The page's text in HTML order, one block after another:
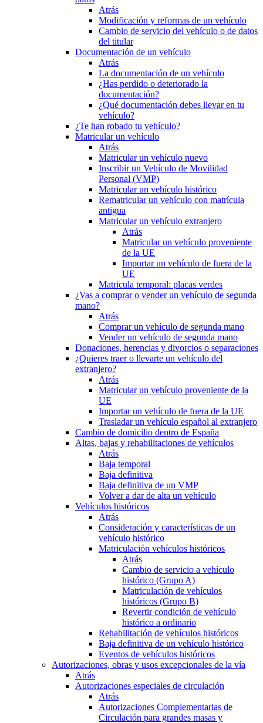
Atrás
Modificación y reformas de un vehículo
Cambio de servicio del vehículo o de datos
del titular
Documentación de un vehículo
Atrás
La documentación de un vehículo
¿Has perdido o deteriorado la
documentación?
¿Qué documentación debes llevar en tu
vehículo?
¿Te han robado tu vehículo?
Matricular un vehículo
Atrás
Matricular un vehículo nuevo
Inscribir un Vehículo de Movilidad
Personal (VMP)
Matricular un vehículo histórico
Rematricular un vehículo con matrícula
antigua
Matricular un vehículo extranjero
Atrás
Matricular un vehículo proveniente
de la UE
Importar un vehículo de fuera de la
UE
Matricula temporal: placas verdes
¿Vas a comprar o vender un vehículo de segunda
mano?
Atrás
Comprar un vehículo de segunda mano
Vender un vehículo de segunda mano
Donaciones, herencias y divorcios o separaciones
¿Quieres traer o llevarte un vehículo del
extranjero?
Atrás
Matricular un vehículo proveniente de la
UE
Importar un vehículo de fuera de la UE
Trasladar un vehículo español al extranjero
Cambio de domicilio dentro de España
Altas, bajas y rehabilitaciones de vehículos
Atrás
Baja temporal
Baja definitiva
Baja definitiva de un VMP
Volver a dar de alta un vehículo
Vehículos históricos
Atrás
Consideración y características de un
vehículo histórico
Matriculación vehículos históricos
Atrás
Cambio de servicio a vehículo
histórico (Grupo A)
Matriculación de vehículos
históricos (Grupo B)
Revertir condición de vehículo
histórico a ordinario
Rehabilitación de vehículos históricos
Baja definitiva de un vehículo histórico
Eventos de vehículos históricos
Autorizaciones, obras y usos excepcionales de la vía
Atrás
Autorizaciones especiales de circulación
Atrás
Autorizaciones Complementarias de
Circulación para grandes masas y